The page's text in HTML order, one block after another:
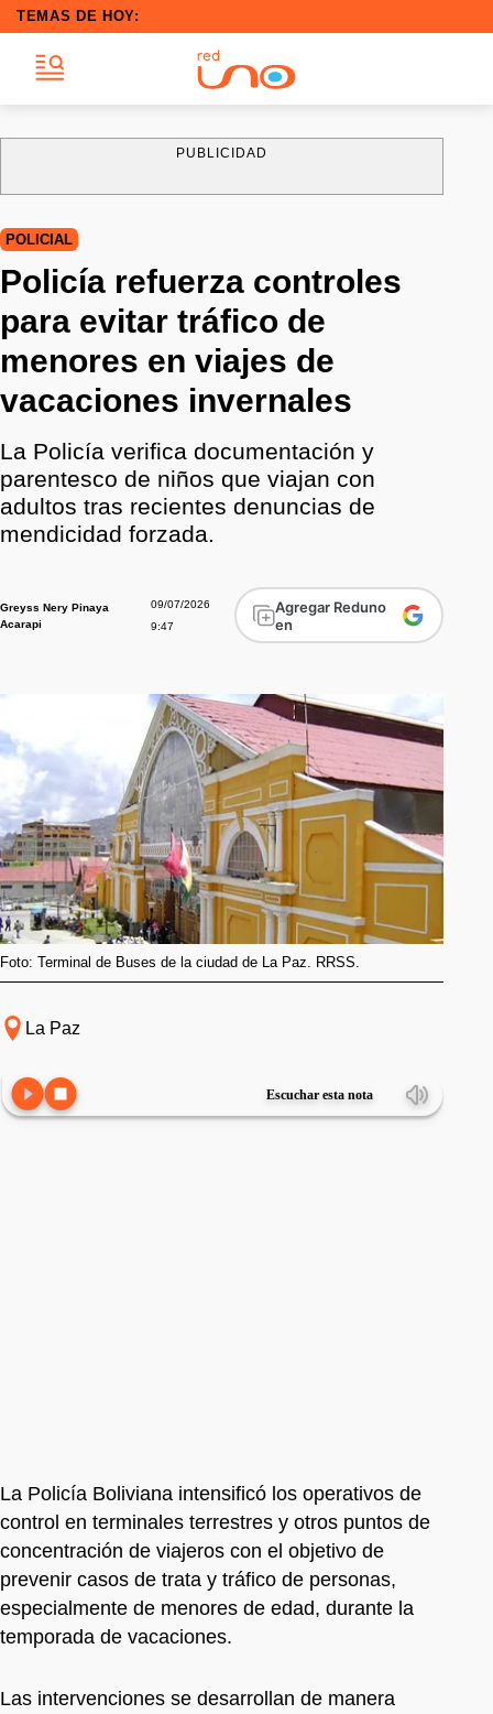
TEMAS DE HOY:
PUBLICIDAD
POLICIAL
Policía refuerza controles
para evitar tráfico de
menores en viajes de
vacaciones invernales
La Policía verifica documentación y
parentesco de niños que viajan con
adultos tras recientes denuncias de
mendicidad forzada.
Greyss Nery Pinaya
Acarapi
09/07/2026
9:47
Agregar Reduno
en
Foto: Terminal de Buses de la ciudad de La Paz. RRSS.
La Paz
Escuchar esta nota
La Policía Boliviana intensificó los operativos de
control en terminales terrestres y otros puntos de
concentración de viajeros con el objetivo de
prevenir casos de trata y tráfico de personas,
especialmente de menores de edad, durante la
temporada de vacaciones.
Las intervenciones se desarrollan de manera